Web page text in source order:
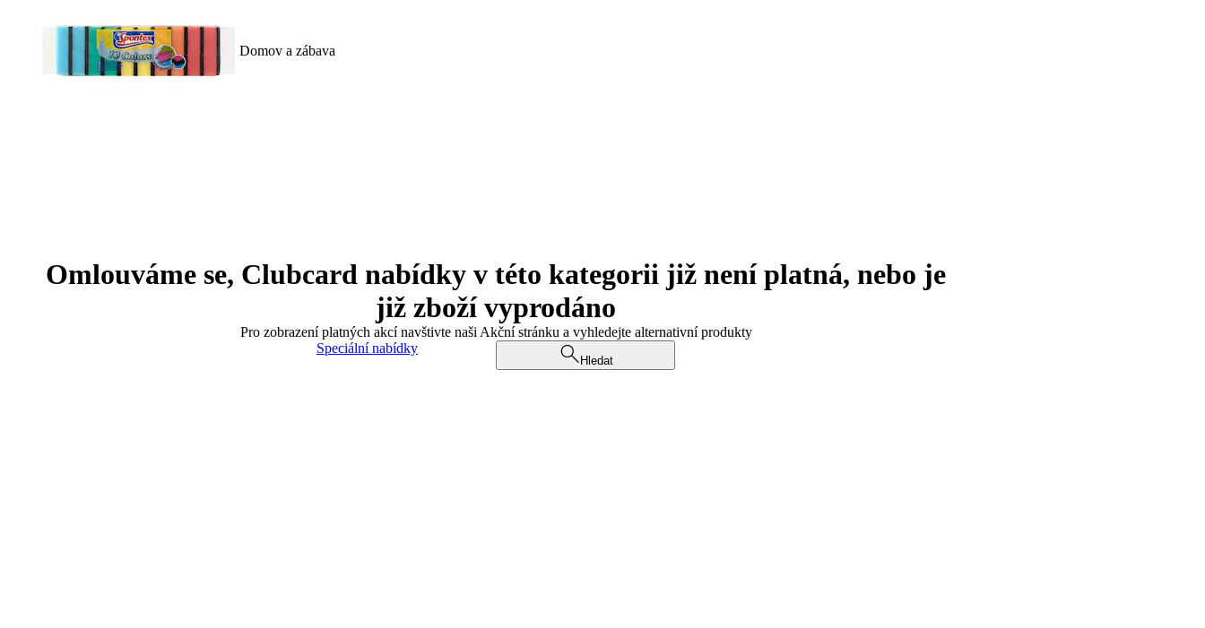
Domov a zábava
Omlouváme se, Clubcard nabídky v této kategorii již není platná, nebo je
již zboží vyprodáno
Pro zobrazení platných akcí navštivte naši Akční stránku a vyhledejte alternativní produkty
Speciální nabídky
Hledat